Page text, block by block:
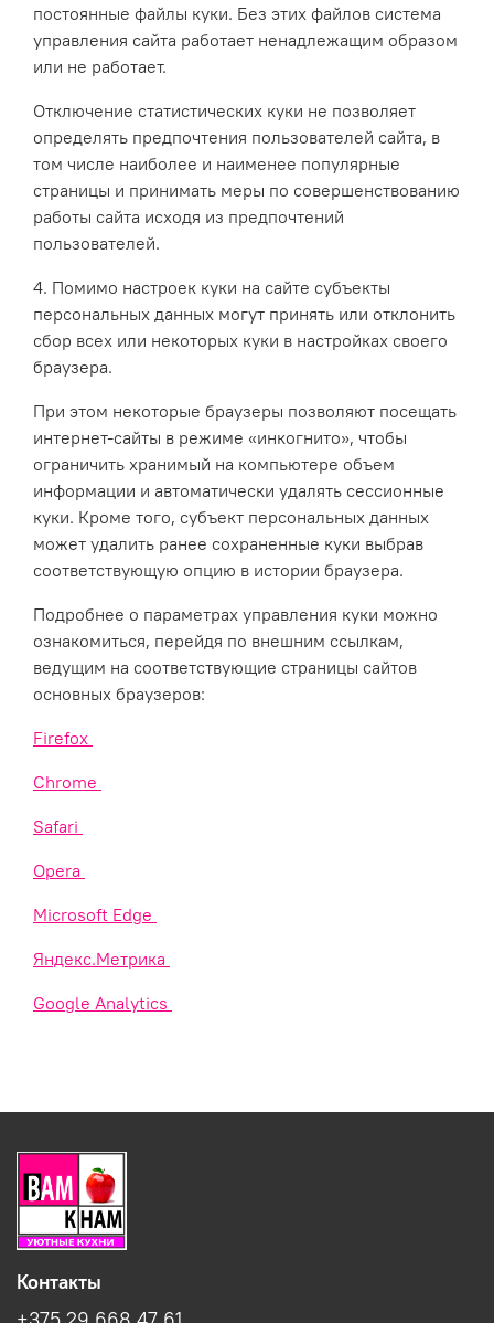
постоянные файлы куки. Без этих файлов система
управления сайта работает ненадлежащим образом
или не работает.
Отключение статистических куки не позволяет
определять предпочтения пользователей сайта, в
том числе наиболее и наименее популярные
страницы и принимать меры по совершенствованию
работы сайта исходя из предпочтений
пользователей.
4. Помимо настроек куки на сайте субъекты
персональных данных могут принять или отклонить
сбор всех или некоторых куки в настройках своего
браузера.
При этом некоторые браузеры позволяют посещать
интернет-сайты в режиме «инкогнито», чтобы
ограничить хранимый на компьютере объем
информации и автоматически удалять сессионные
куки. Кроме того, субъект персональных данных
может удалить ранее сохраненные куки выбрав
соответствующую опцию в истории браузера.
Подробнее о параметрах управления куки можно
ознакомиться, перейдя по внешним ссылкам,
ведущим на соответствующие страницы сайтов
основных браузеров:
Firefox
Chrome
Safari
Opera
Microsoft Edge
Яндекс.Метрика
Google Analytics
Контакты